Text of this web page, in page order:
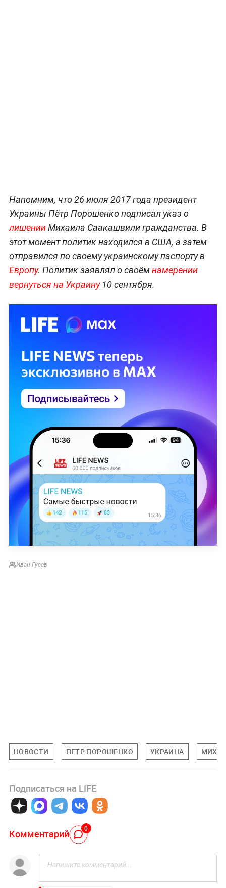
Напомним, что 26 июля 2017 года президент
Украины Пётр Порошенко подписал указ о
лишенииМихаила Саакашвили гражданства. В
этот момент политик находился в США, а затем
отправился по своему украинскому паспорту в
Европу. Политик заявлял о своёмнамерении
вернуться на Украину 10 сентября.
Иван Гусев
НОВОСТИ ПЕТР ПОРОШЕНКО УКРАИНА
Подписаться на LIFE
Комментарий 0